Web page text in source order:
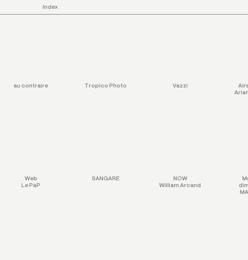
Index
au contraire Tropico Photo Vazzi
Web
Le PàP
SANGARE
NOW
William Arcand